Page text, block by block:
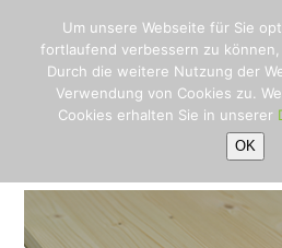
content
Open
mobile
menu
Close
mobile
menu
bauer
Startseite
Um unsere Webseite für Sie
fortlaufend verbessern zu
Durch die weitere Nutzung der
Verwendung von Cookies zu.
Cookies erhalten Sie in unserer
OK